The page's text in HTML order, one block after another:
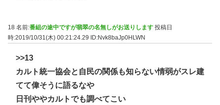
18 名前:番組の途中ですが翡翠の名無しがお送りします 投稿日
時:2019/10/31(木) 00:21:24.29 ID:Nvk8baJp0HLWN
>>13
カルト統一協会と自民の関係も知らない情弱がスレ建
てて偉そうに語るなや
日刊ややカルトでも調べてこい